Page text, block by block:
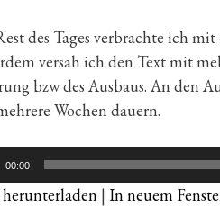
des Tages verbrachte ich
versah ich den Text mit
bzw des Ausbaus. An den
Wochen dauern.
00:00
| In neuem